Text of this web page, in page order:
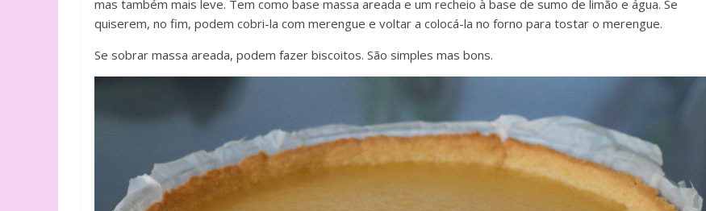
mas também mais leve. Tem como base massa areada e um recheio à base de sumo de limão e água. Se
quiserem, no fim, podem cobri-la com merengue e voltar a colocá-la no forno para tostar o merengue.
Se sobrar massa areada, podem fazer biscoitos. São simples mas bons.